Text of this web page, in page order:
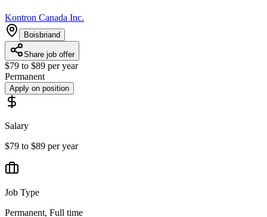
Kontron Canada Inc.
Boisbriand
Share job offer
$79 to $89 per year
Permanent
Apply on position
Salary
$79 to $89 per year
Job Type
Permanent, Full time